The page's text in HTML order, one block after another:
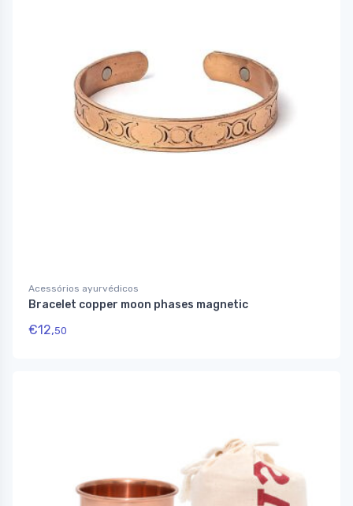
Acessórios ayurvédicos
Bracelet copper moon phases magnetic
€12,50